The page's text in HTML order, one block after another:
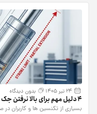
24 تیر 1405 بدون دیدگاه
4 دلیل مهم برای بالا نرفتن جک هیدرولیک و روش تعمیر آن
بسیاری از تکنسین ها و کاربران